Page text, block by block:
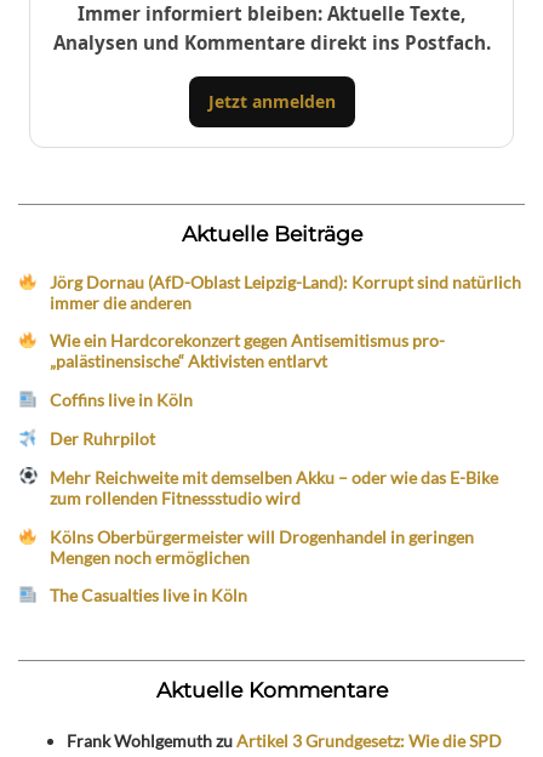
Immer informiert bleiben: Aktuelle Texte,
Analysen und Kommentare direkt ins Postfach.
Jetzt anmelden
Aktuelle Beiträge
Jörg Dornau (AfD-Oblast Leipzig-Land): Korrupt sind natürlich
immer die anderen
Wie ein Hardcorekonzert gegen Antisemitismus pro-
„palästinensische“ Aktivisten entlarvt
Coffins live in Köln
Der Ruhrpilot
Mehr Reichweite mit demselben Akku – oder wie das E-Bike
zum rollenden Fitnessstudio wird
Kölns Oberbürgermeister will Drogenhandel in geringen
Mengen noch ermöglichen
The Casualties live in Köln
Aktuelle Kommentare
Frank WohlgemuthzuArtikel 3 Grundgesetz: Wie die SPD